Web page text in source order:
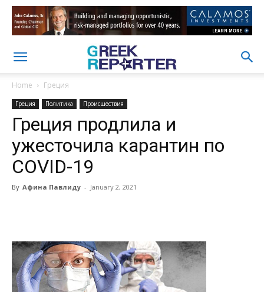
Home Греция
Греция Политика Происшествия
Греция продлила и
ужесточила карантин по
COVID-19
By Афина Павлиду - January 2, 2021